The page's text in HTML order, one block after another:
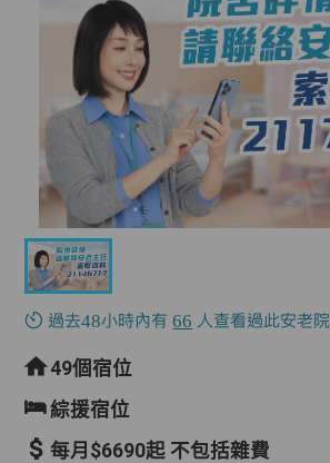
過去48小時內有66 人查看過此安老院
49個宿位
綜援宿位
每月$6690起 不包括雜費